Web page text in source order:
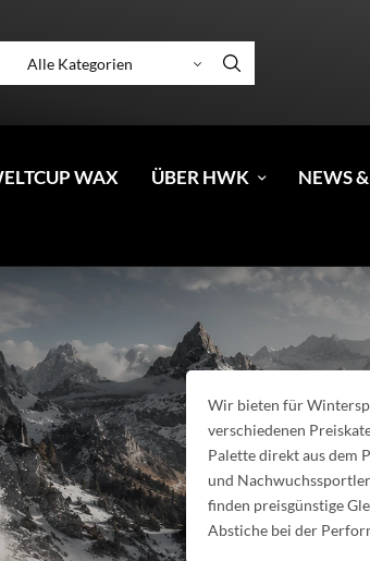
WAX ÜBER HWK
NEWS
Wir bieten für
verschiedenen
Palette direkt aus dem
und
finden preisgünstige
Abstiche bei der